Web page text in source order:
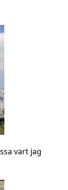
vart jag